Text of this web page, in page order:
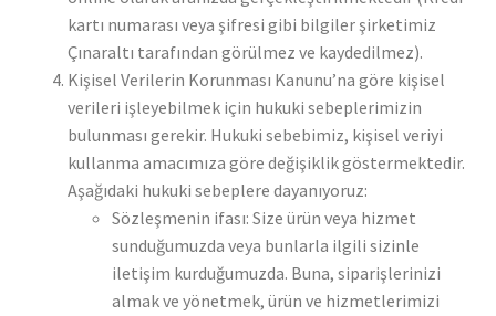
kartı numarası veya şifresi gibi bilgiler şirketimiz
Çınaraltı tarafından görülmez ve kaydedilmez).
Kişisel Verilerin Korunması Kanunu’na göre kişisel
verileri işleyebilmek için hukuki sebeplerimizin
bulunması gerekir. Hukuki sebebimiz, kişisel veriyi
kullanma amacımıza göre değişiklik göstermektedir.
Aşağıdaki hukuki sebeplere dayanıyoruz:
Sözleşmenin ifası: Size ürün veya hizmet
sunduğumuzda veya bunlarla ilgili sizinle
iletişim kurduğumuzda. Buna, siparişlerinizi
almak ve yönetmek, ürün ve hizmetlerimizi